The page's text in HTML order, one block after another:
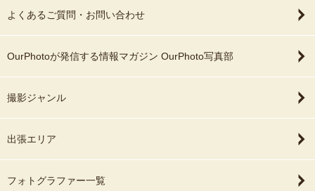
お気軽にお問い合わせください。
★ 撮影料金 ★
平日 22,000円
電車やバス、ガソリン代や有料道路代は撮影価格に含まれますの
よくあるご質問・お問い合わせ
OurPhotoが発信する情報マガジン OurPhoto写真部
撮影ジャンル
出張エリア
フォトグラファー一覧